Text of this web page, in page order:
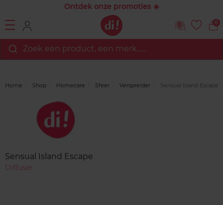
Ontdek onze promoties ☀️
0
Zoek een product, een merk…...
Home Shop Homecare Sfeer Verspreider Sensual Island Escape
Sensual Island Escape
Diffuser